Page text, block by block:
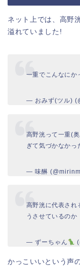
ネット上では、高野
溢れていました!
一重でこんなにか
— おみず(ツル)
高野洸って一重(
ぎて気づかなかっ
— 味醂
高野洸に代表され
うさせているのか
— ずーちゃん
かっこいいという声